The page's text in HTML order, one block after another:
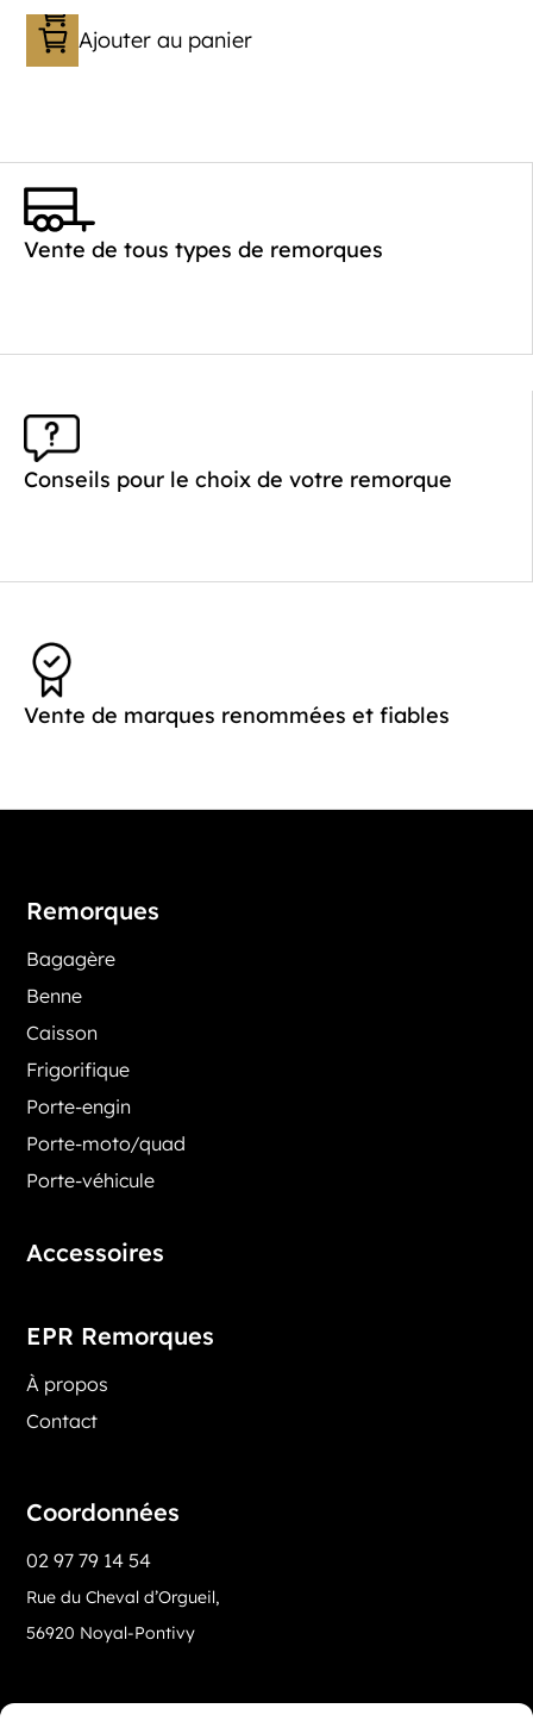
Ajouter au panier
Vente de tous types de remorques
Conseils pour le choix de votre remorque
Vente de marques renommées et fiables
Remorques
Bagagère
Benne
Caisson
Frigorifique
Porte-engin
Porte-moto/quad
Porte-véhicule
Accessoires
EPR Remorques
À propos
Contact
Coordonnées
02 97 79 14 54
Rue du Cheval d’Orgueil,
56920 Noyal-Pontivy